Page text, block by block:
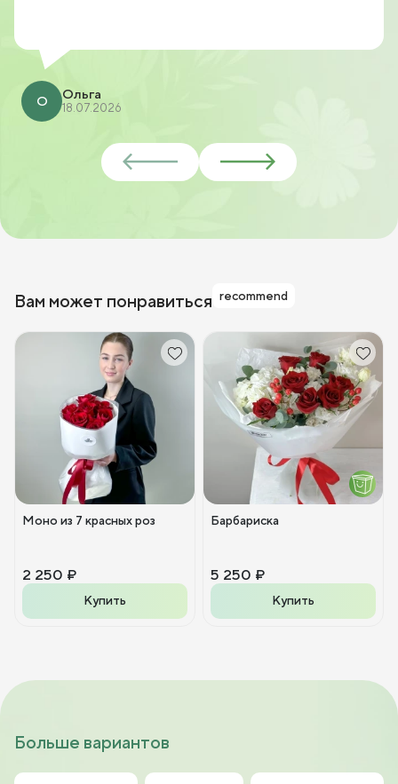
О Ольга
18.07.2026
Вам может понравиться recommend
Моно из 7 красных роз
2 250 ₽
Купить
Барбариска
5 250 ₽
Купить
Больше вариантов